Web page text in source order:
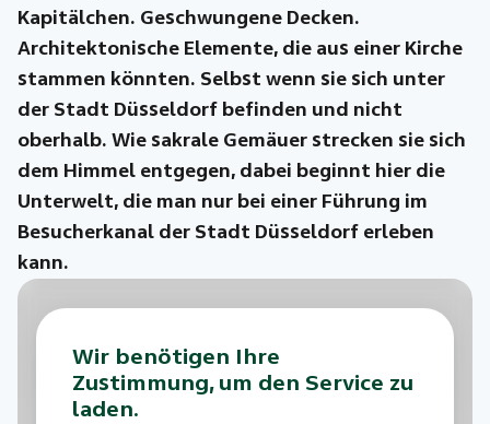
Kapitälchen. Geschwungene Decken.
Architektonische Elemente, die aus einer Kirche
stammen könnten. Selbst wenn sie sich unter
der Stadt Düsseldorf befinden und nicht
oberhalb. Wie sakrale Gemäuer strecken sie sich
dem Himmel entgegen, dabei beginnt hier die
Unterwelt, die man nur bei einer Führung im
Besucherkanal der Stadt Düsseldorf erleben
kann.
Wir benötigen Ihre
Zustimmung, um den Service zu
laden.